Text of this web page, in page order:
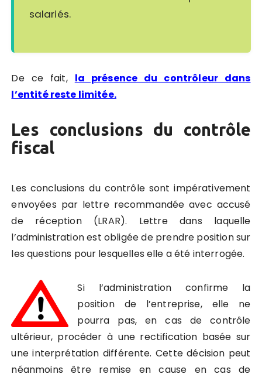
salariés.
De ce fait, la présence du contrôleur dans
l’entité reste limitée.
Les conclusions du contrôle
fiscal
Les conclusions du contrôle sont impérativement
envoyées par lettre recommandée avec accusé
de réception (LRAR). Lettre dans laquelle
l’administration est obligée de prendre position sur
les questions pour lesquelles elle a été interrogée.
Si l’administration confirme la
position de l’entreprise, elle ne
pourra pas, en cas de contrôle
ultérieur, procéder à une rectification basée sur
une interprétation différente. Cette décision peut
néanmoins être remise en cause en cas de